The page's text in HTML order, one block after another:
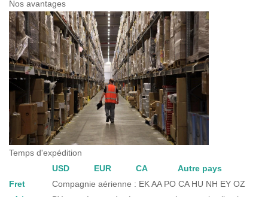
Nos avantages
Temps d'expédition
USD
EUR CA
Autre pays
Fret
Compagnie aérienne : EK AA PO CA HU NH EY OZ